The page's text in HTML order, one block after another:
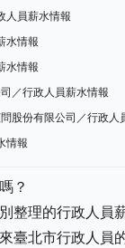
人員薪水情報
水情報
水情報
／行政人員薪水情報
股份有限公司／行政人
情報
？
整理的行政人員
臺北市行政人員